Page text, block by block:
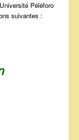
Péléforo
suivantes :